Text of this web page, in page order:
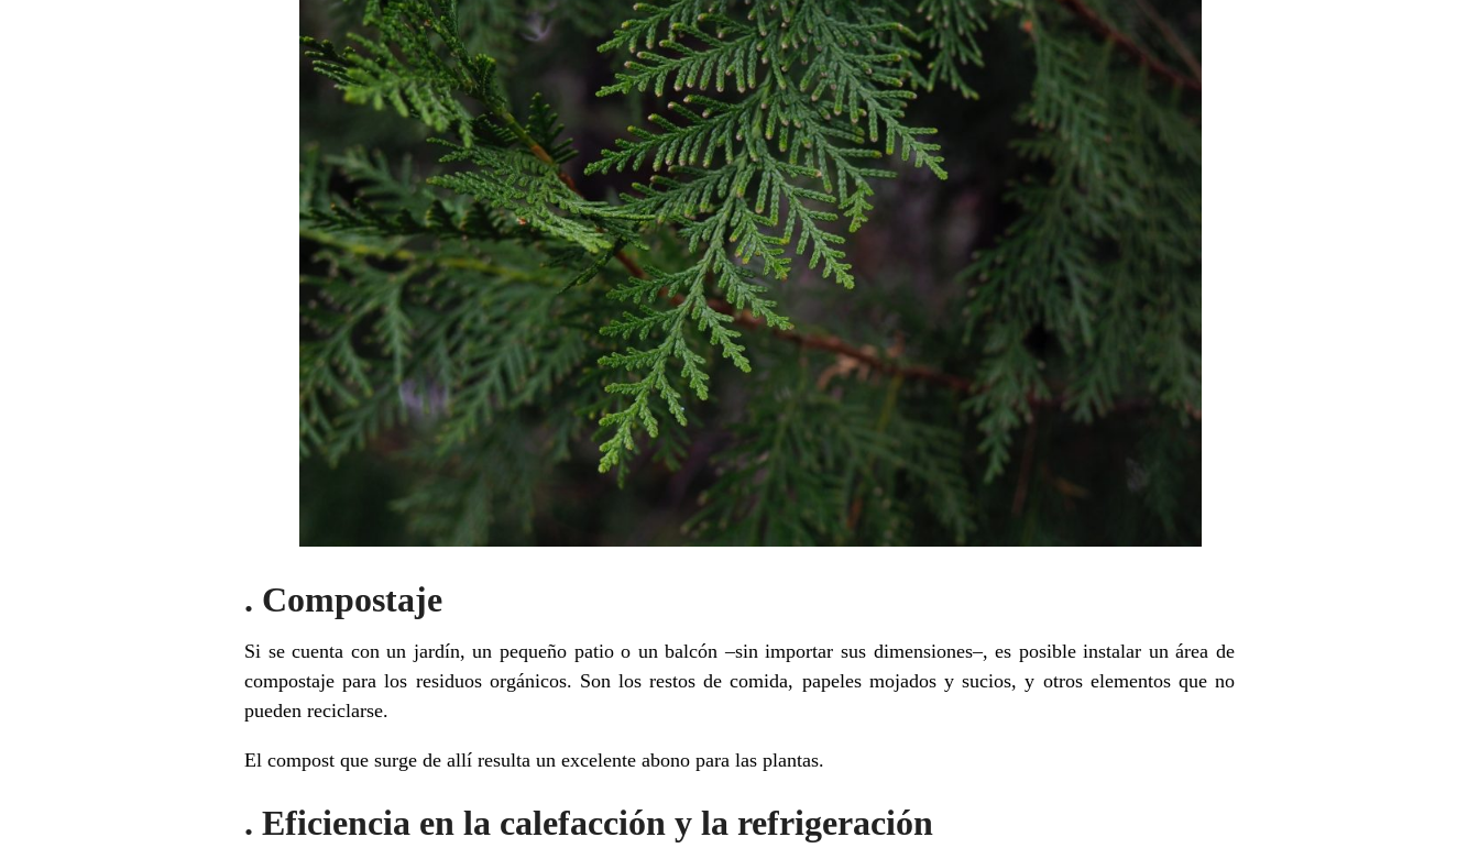
. Compostaje
Si se cuenta con un jardín, un pequeño patio o un balcón –sin importar sus dimensiones–, es posible instalar un área de
compostaje para los residuos orgánicos. Son los restos de comida, papeles mojados y sucios, y otros elementos que no
pueden reciclarse.
El compost que surge de allí resulta un excelente abono para las plantas.
. Eficiencia en la calefacción y la refrigeración